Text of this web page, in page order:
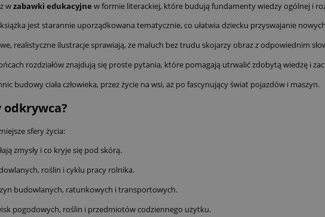
wzabawki edukacyjne w formie literackiej, które budują fundamenty wiedzy ogólnej i
jest starannie uporządkowana tematycznie, co ułatwia dziecku przyswajanie
realistyczne ilustracje sprawiają, że maluch bez trudu skojarzy obraz z odpowiednim
rozdziałów znajdują się proste pytania, które pomagają utrwalić zdobytą wiedzę i
budowy ciała człowieka, przez życie na wsi, aż po fascynujący świat pojazdów i maszyn.
odkrywca?
sfery życia:
zmysły i co kryje się pod skórą.
roślin i cyklu pracy rolnika.
budowlanych, ratunkowych i transportowych.
pogodowych, roślin i przedmiotów codziennego użytku.